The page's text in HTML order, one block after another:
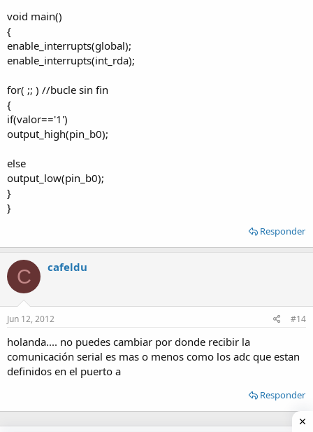
void main()
{
enable_interrupts(global);
enable_interrupts(int_rda);
for( ;; ) //bucle sin fin
{
if(valor=='1')
output_high(pin_b0);
else
output_low(pin_b0);
}
}
Responder
C cafeldu
Jun 12, 2012 #14
holanda.... no puedes cambiar por donde recibir la
comunicación serial es mas o menos como los adc que estan
definidos en el puerto a
Responder